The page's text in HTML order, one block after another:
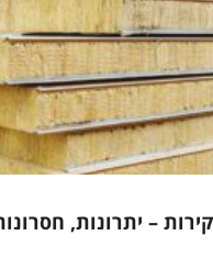
– יתרונות,